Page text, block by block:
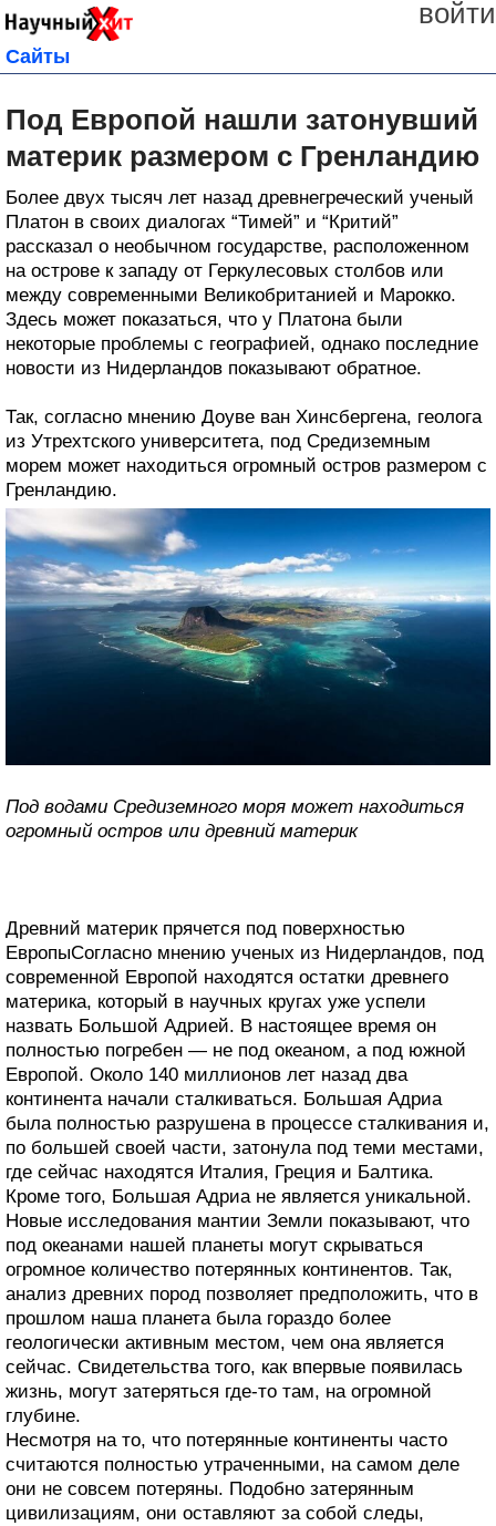
войти
Сайты
Под Европой нашли затонувший
материк размером с Гренландию
Более двух тысяч лет назад древнегреческий ученый
Платон в своих диалогах “Тимей” и “Критий”
рассказал о необычном государстве, расположенном
на острове к западу от Геркулесовых столбов или
между современными Великобританией и Марокко.
Здесь может показаться, что у Платона были
некоторые проблемы с географией, однако последние
новости из Нидерландов показывают обратное.
Так, согласно мнению Доуве ван Хинсбергена, геолога
из Утрехтского университета, под Средиземным
морем может находиться огромный остров размером с
Гренландию.
Под водами Средиземного моря может находиться
огромный остров или древний материк
Древний материк прячется под поверхностью
ЕвропыСогласно мнению ученых из Нидерландов, под
современной Европой находятся остатки древнего
материка, который в научных кругах уже успели
назвать Большой Адрией. В настоящее время он
полностью погребен — не под океаном, а под южной
Европой. Около 140 миллионов лет назад два
континента начали сталкиваться. Большая Адриа
была полностью разрушена в процессе сталкивания и,
по большей своей части, затонула под теми местами,
где сейчас находятся Италия, Греция и Балтика.
Кроме того, Большая Адриа не является уникальной.
Новые исследования мантии Земли показывают, что
под океанами нашей планеты могут скрываться
огромное количество потерянных континентов. Так,
анализ древних пород позволяет предположить, что в
прошлом наша планета была гораздо более
геологически активным местом, чем она является
сейчас. Свидетельства того, как впервые появилась
жизнь, могут затеряться где-то там, на огромной
глубине.
Несмотря на то, что потерянные континенты часто
считаются полностью утраченными, на самом деле
они не совсем потеряны. Подобно затерянным
цивилизациям, они оставляют за собой следы,